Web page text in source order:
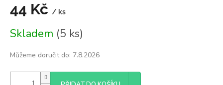
44 Kč / ks
cena:
Skladem (5 ks)
Můžeme doručit do: 7.8.2026